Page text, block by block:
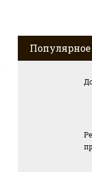
Популярное